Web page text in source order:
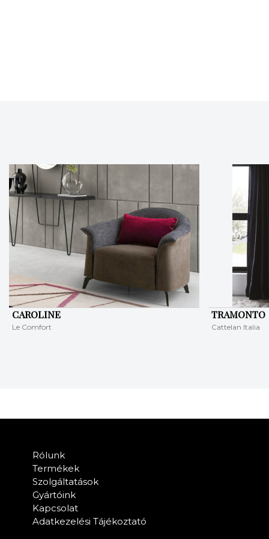
CAROLINE
Le Comfort
TRAMONTO
Cattelan Italia
Rólunk
Termékek
Szolgáltatások
Gyártóink
Kapcsolat
Adatkezelési Tájékoztató